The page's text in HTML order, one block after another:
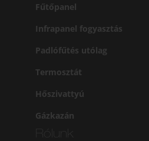
Fűtőpanel
Infrapanel fogyasztás
Padlófűtés utólag
Termosztát
Hőszivattyú
Gázkazán